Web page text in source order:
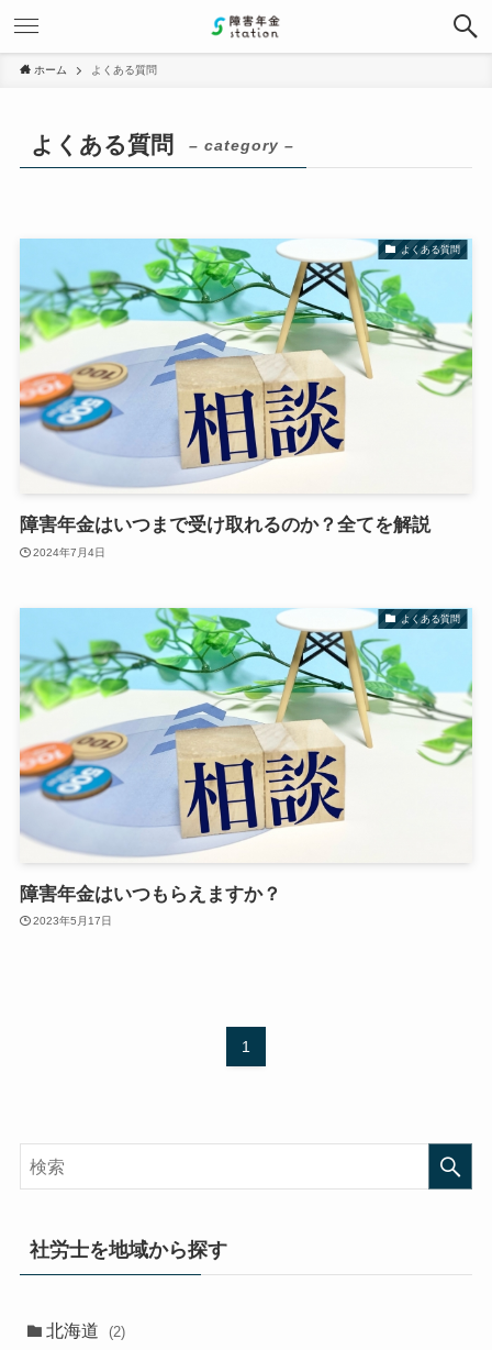
ホーム よくある質問
よくある質問 – category –
よくある質問
障害年金はいつまで受け取れるのか？全てを解説
2024年7月4日
よくある質問
障害年金はいつもらえますか？
2023年5月17日
1
社労士を地域から探す
北海道 (2)